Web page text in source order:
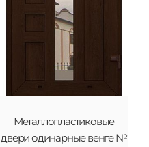
Металлопластиковые
двери одинарные венге №